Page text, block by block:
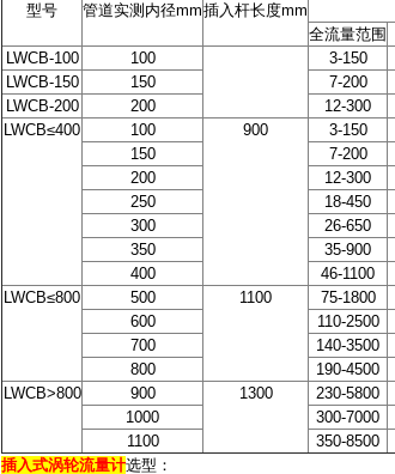
型号
管道实测内径mm插入杆长度mm
全流量范围
LWCB-100
100 3-150
LWCB-150
150 7-200
LWCB-200
200 12-300
LWCB≤400
100 900 3-150
150
7-200
200
12-300
250
18-450
300
26-650
350
35-900
400
46-1100
LWCB≤800
500 1100 75-1800
600
110-2500
700
140-3500
800
190-4500
LWCB>800
900 1300 230-5800
1000
300-7000
1100
350-8500
插入式涡轮流量计选型：